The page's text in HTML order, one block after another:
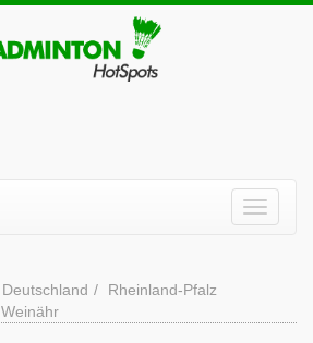
Deutschland
Rheinland-Pfalz
Weinähr